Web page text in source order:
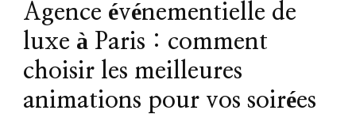
Agence événementielle de
luxe à Paris : comment
choisir les meilleures
animations pour vos soirées